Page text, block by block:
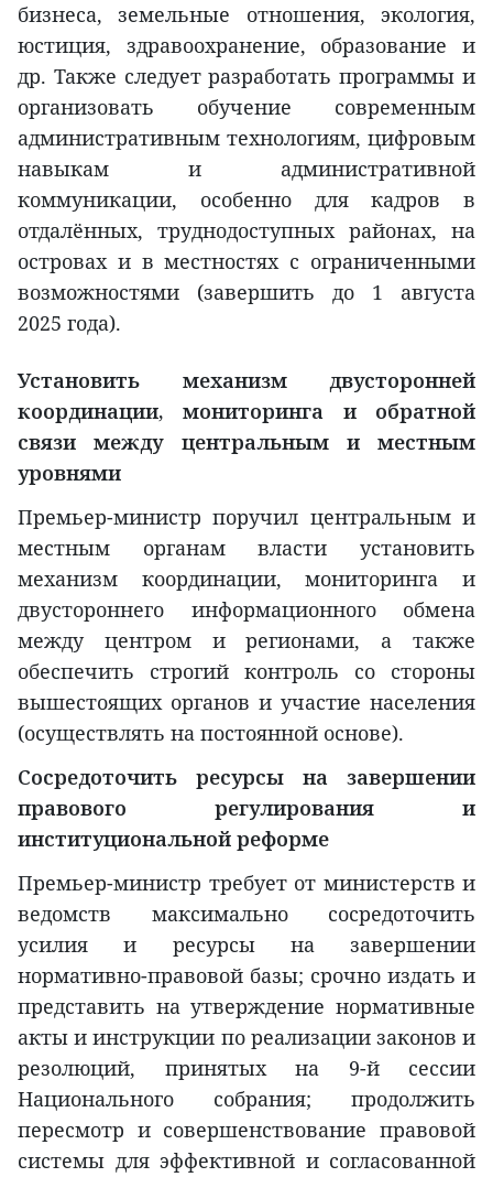
бизнеса, земельные отношения, экология,
юстиция, здравоохранение, образование и
др. Также следует разработать программы и
организовать обучение современным
административным технологиям, цифровым
навыкам и административной
коммуникации, особенно для кадров в
отдалённых, труднодоступных районах, на
островах и в местностях с ограниченными
возможностями (завершить до 1 августа
2025 года).
Установить механизм двусторонней
координации, мониторинга и обратной
связи между центральным и местным
уровнями
Премьер-министр поручил центральным и
местным органам власти установить
механизм координации, мониторинга и
двустороннего информационного обмена
между центром и регионами, а также
обеспечить строгий контроль со стороны
вышестоящих органов и участие населения
(осуществлять на постоянной основе).
Сосредоточить ресурсы на завершении
правового регулирования и
институциональной реформе
Премьер-министр требует от министерств и
ведомств максимально сосредоточить
усилия и ресурсы на завершении
нормативно-правовой базы; срочно издать и
представить на утверждение нормативные
акты и инструкции по реализации законов и
резолюций, принятых на 9-й сессии
Национального собрания; продолжить
пересмотр и совершенствование правовой
системы для эффективной и согласованной